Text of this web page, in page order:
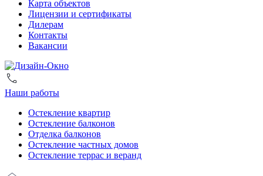
Карта объектов
Лицензии и сертификаты
Дилерам
Контакты
Вакансии
Наши работы
Остекление квартир
Остекление балконов
Отделка балконов
Остекление частных домов
Остекление террас и веранд